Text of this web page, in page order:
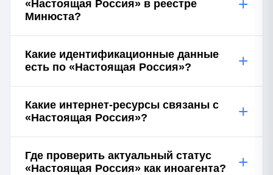
«Настоящая Россия» в реестре
Минюста?
Какие идентификационные данные
есть по «Настоящая Россия»?
+
Какие интернет-ресурсы связаны с
«Настоящая Россия»?
+
Где проверить актуальный статус
«Настоящая Россия» как иноагента?
+